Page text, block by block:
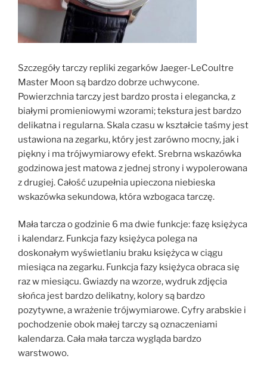
Szczegóły tarczy repliki zegarków Jaeger-LeCoultre
Master Moon są bardzo dobrze uchwycone.
Powierzchnia tarczy jest bardzo prosta i elegancka, z
białymi promieniowymi wzorami; tekstura jest bardzo
delikatna i regularna. Skala czasu w kształcie taśmy jest
ustawiona na zegarku, który jest zarówno mocny, jak i
piękny i ma trójwymiarowy efekt. Srebrna wskazówka
godzinowa jest matowa z jednej strony i wypolerowana
z drugiej. Całość uzupełnia upieczona niebieska
wskazówka sekundowa, która wzbogaca tarczę.
Mała tarcza o godzinie 6 ma dwie funkcje: fazę księżyca
i kalendarz. Funkcja fazy księżyca polega na
doskonałym wyświetlaniu braku księżyca w ciągu
miesiąca na zegarku. Funkcja fazy księżyca obraca się
raz w miesiącu. Gwiazdy na wzorze, wydruk zdjęcia
słońca jest bardzo delikatny, kolory są bardzo
pozytywne, a wrażenie trójwymiarowe. Cyfry arabskie i
pochodzenie obok małej tarczy są oznaczeniami
kalendarza. Cała mała tarcza wygląda bardzo
warstwowo.